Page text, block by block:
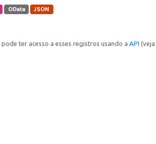
OData JSON
ter acesso a esses registros usando a API (veja